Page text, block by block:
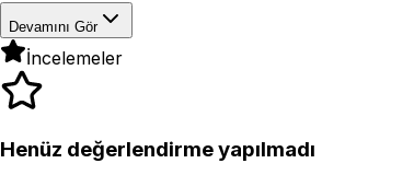
Devamını Gör
İncelemeler
Henüz değerlendirme yapılmadı